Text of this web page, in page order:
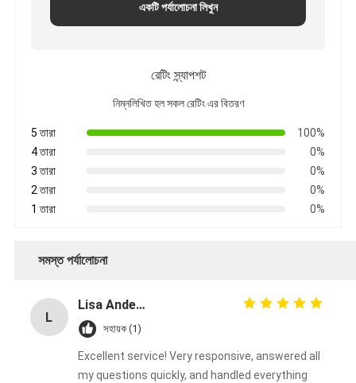
একটি পর্যালোচনা লিখুন
রেটিং স্ন্যাপশট
নিম্নলিখিত হল সকল রেটিং এর বিতরণ
5 তারা
100%
4 তারা
0%
3 তারা
0%
2 তারা
0%
1 তারা
0%
সমস্ত পর্যালোচনা
L
Lisa Anderson
সহায়ক (1)
Excellent service! Very responsive, answered all
my questions quickly, and handled everything